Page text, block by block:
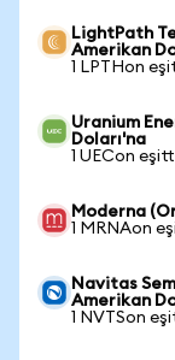
LightPath
Amerikan
1 LPTHon
Uranium
Doları'na
1 UECon
Moderna
1 MRNAon
Navitas
Amerikan
1 NVTSon